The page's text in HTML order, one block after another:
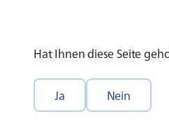
Hat Ihnen diese Seite
Ja Nein